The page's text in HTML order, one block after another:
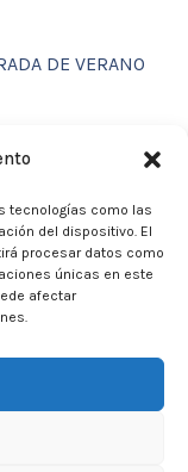
tecnologías como las
del dispositivo. El
procesar datos como
únicas en este
afectar
DE VERANO
2026 – CLUB